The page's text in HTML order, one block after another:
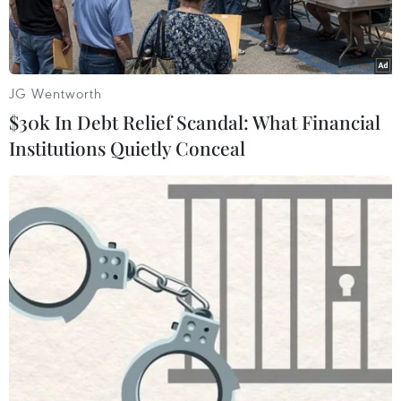
(Nguồn: Yonhap/TTXVN)
Cơ quan quản lý thị trường Hà Lan (ACM) cho
biết hãng sản xuất đồ điện tử Samsung (Hàn
Quốc) đã lĩnh án phạt 40 triệu euro (46,9 triệu
USD) do hành vi ấn định giá tại nước này.
JG Wentworth
$30k In Debt Relief Scandal: What Financial
Institutions Quietly Conceal